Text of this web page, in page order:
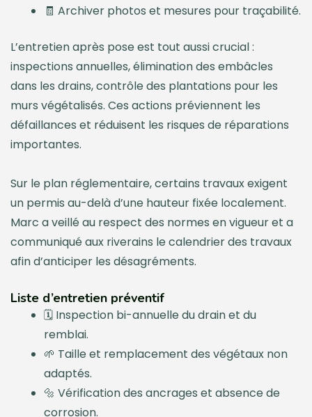
🧾 Archiver photos et mesures pour traçabilité.
L’entretien après pose est tout aussi crucial :
inspections annuelles, élimination des embâcles
dans les drains, contrôle des plantations pour les
murs végétalisés. Ces actions préviennent les
défaillances et réduisent les risques de réparations
importantes.
Sur le plan réglementaire, certains travaux exigent
un permis au-delà d’une hauteur fixée localement.
Marc a veillé au respect des normes en vigueur et a
communiqué aux riverains le calendrier des travaux
afin d’anticiper les désagréments.
Liste d’entretien préventif
🗓️ Inspection bi-annuelle du drain et du
remblai.
🌱 Taille et remplacement des végétaux non
adaptés.
🔩 Vérification des ancrages et absence de
corrosion.